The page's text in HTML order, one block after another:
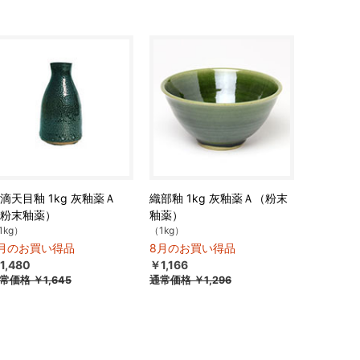
天目釉 1kg 灰釉薬Ａ
末釉薬）
）
のお買い得品
価格￥1,645
織部釉 1kg 灰釉薬Ａ（粉末
釉薬）
（1kg）
8月のお買い得品
￥1,166
通常価格￥1,296